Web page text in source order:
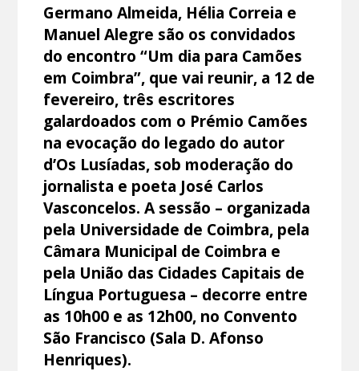
Germano Almeida, Hélia Correia e
Manuel Alegre são os convidados
do encontro “Um dia para Camões
em Coimbra”, que vai reunir, a 12 de
fevereiro, três escritores
galardoados com o Prémio Camões
na evocação do legado do autor
d’Os Lusíadas, sob moderação do
jornalista e poeta José Carlos
Vasconcelos. A sessão – organizada
pela Universidade de Coimbra, pela
Câmara Municipal de Coimbra e
pela União das Cidades Capitais de
Língua Portuguesa – decorre entre
as 10h00 e as 12h00, no Convento
São Francisco (Sala D. Afonso
Henriques).